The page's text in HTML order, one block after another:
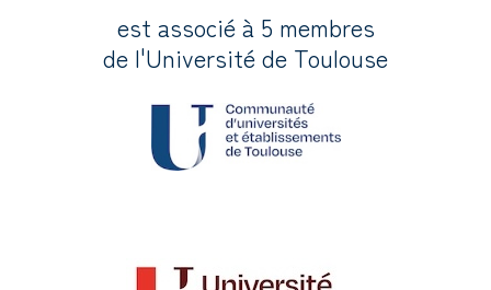
est associé à 5 membres
de l'Université de Toulouse